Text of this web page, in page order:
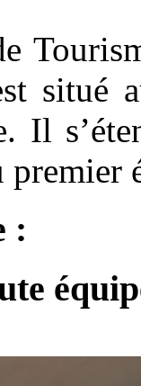
situé
Il
: